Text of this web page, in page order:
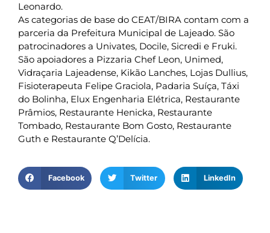
Leonardo.
As categorias de base do CEAT/BIRA contam com a
parceria da Prefeitura Municipal de Lajeado. São
patrocinadores a Univates, Docile, Sicredi e Fruki.
São apoiadores a Pizzaria Chef Leon, Unimed,
Vidraçaria Lajeadense, Kikão Lanches, Lojas Dullius,
Fisioterapeuta Felipe Graciola, Padaria Suíça, Táxi
do Bolinha, Elux Engenharia Elétrica, Restaurante
Prâmios, Restaurante Henicka, Restaurante
Tombado, Restaurante Bom Gosto, Restaurante
Guth e Restaurante Q’Delícia.
Facebook Twitter LinkedIn